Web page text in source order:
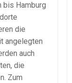
bis Hamburg
die
angelegten
auch
die
Zum